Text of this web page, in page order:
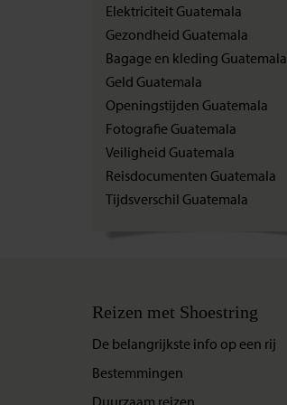
Elektriciteit Guatemala
Gezondheid Guatemala
Bagage en kleding Guatemala
Geld Guatemala
Openingstijden Guatemala
Fotografie Guatemala
Veiligheid Guatemala
Reisdocumenten Guatemala
Tijdsverschil Guatemala
Reizen met Shoestring
De belangrijkste info op een rij
Bestemmingen
Duurzaam reizen